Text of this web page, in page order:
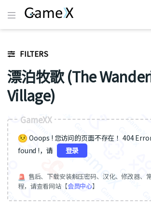
FILTERS
漂泊牧歌 (The
Village)
GameXX
Ooops ! 您访问的页面不存在 ！404
found !，请
登录
售后、下载安装解压密码、汉化、修改器、
程，请查看网站【会员中心】